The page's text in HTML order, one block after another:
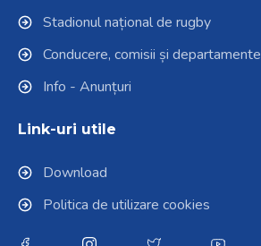
Stadionul național de rugby
Conducere, comisii și departamente
Info - Anunțuri
Link-uri utile
Download
Politica de utilizare cookies